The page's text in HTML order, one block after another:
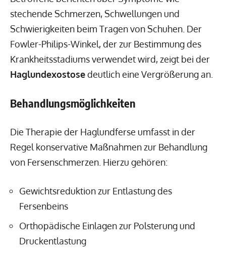
stechende Schmerzen, Schwellungen und
Schwierigkeiten beim Tragen von Schuhen. Der
Fowler-Philips-Winkel, der zur Bestimmung des
Krankheitsstadiums verwendet wird, zeigt bei der
Haglundexostosedeutlich eine Vergrößerung an.
Behandlungsmöglichkeiten
Die Therapie der Haglundferse umfasst in der
Regel konservative Maßnahmen zur Behandlung
von Fersenschmerzen. Hierzu gehören:
Gewichtsreduktion zur Entlastung des
Fersenbeins
Orthopädische Einlagen zur Polsterung und
Druckentlastung